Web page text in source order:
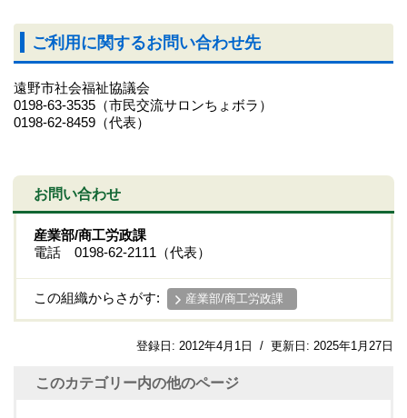
ご利用に関するお問い合わせ先
遠野市社会福祉協議会
0198-63-3535（市民交流サロンちょボラ）
0198-62-8459（代表）
お問い合わせ
産業部/商工労政課
電話 0198-62-2111（代表）
この組織からさがす: 産業部/商工労政課
登録日: 2012年4月1日 / 更新日: 2025年1月27日
このカテゴリー内の他のページ